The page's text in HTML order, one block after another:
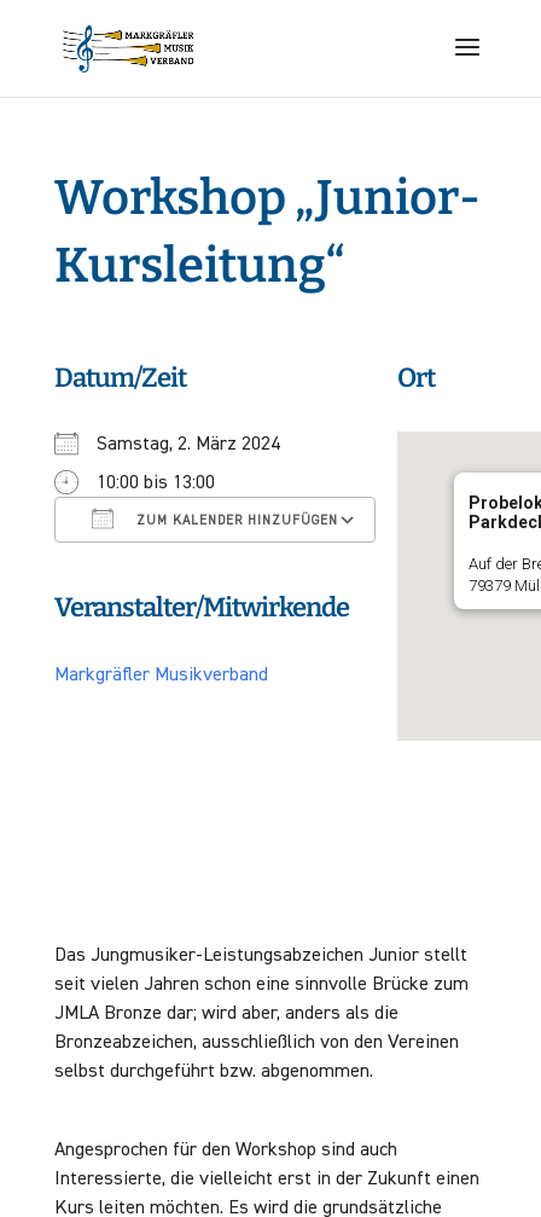
Workshop „Junior-
Kursleitung“
Datum/Zeit
Samstag, 2. März 2024
10:00 bis 13:00
ZUM KALENDER HINZUFÜGEN
ICS herunterladen Google Kalender
Veranstalter/Mitwirkende
Markgräfler Musikverband
Ort
Auf der
79379
Das Jungmusiker-Leistungsabzeichen Junior stellt
seit vielen Jahren schon eine sinnvolle Brücke zum
JMLA Bronze dar; wird aber, anders als die
Bronzeabzeichen, ausschließlich von den Vereinen
selbst durchgeführt bzw. abgenommen.
Angesprochen für den Workshop sind auch
Interessierte, die vielleicht erst in der Zukunft einen
Kurs leiten möchten. Es wird die grundsätzliche